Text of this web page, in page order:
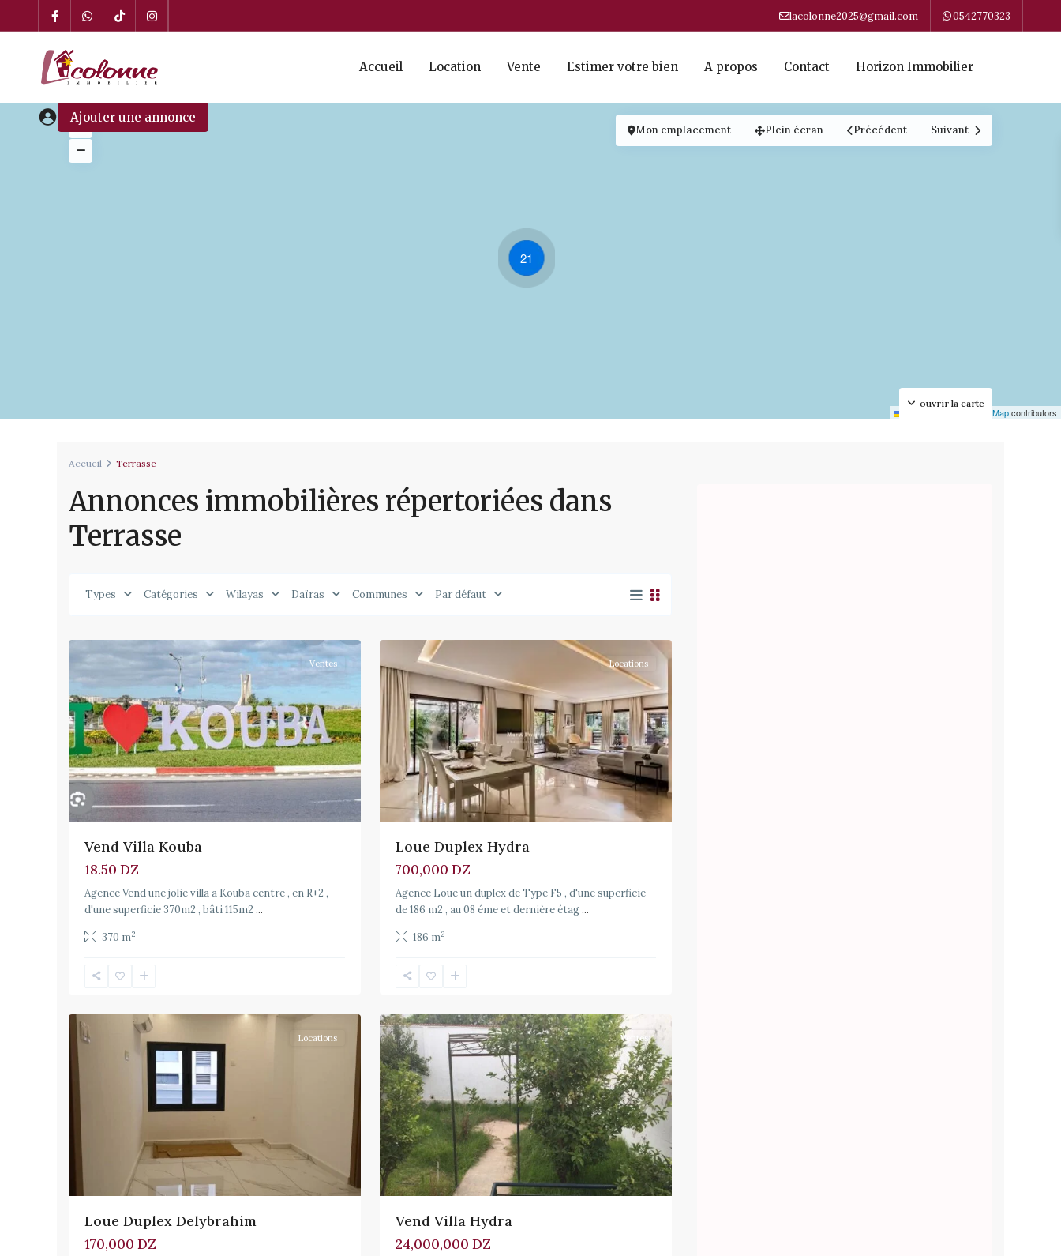
lacolonne2025@gmail.com 0542770323
Accueil Location Vente Estimer votre bien A propos Contact Horizon Immobilier
Ajouter une annonce
21
OpenStreetMapcontributors
ouvrir la carte
Mon emplacement Plein écran Précédent Suivant
Accueil Terrasse
Annonces immobilières répertoriées dans
Terrasse
Types Catégories Wilayas Daïras Communes Par défaut
Ventes
Vend Villa Kouba
18.50 DZ
Agence Vend une jolie villa a Kouba centre , en R+2 ,
d'une superficie 370m2 , bâti 115m2 ...
370 m2
Locations
Loue Duplex Hydra
700,000 DZ
Agence Loue un duplex de Type F5 , d'une superficie
de 186 m2 , au 08 éme et dernière étag...
186 m2
Dely
Locations
Loue Duplex Delybrahim
170,000 DZ
Ventes
Vend Villa Hydra
24,000,000 DZ